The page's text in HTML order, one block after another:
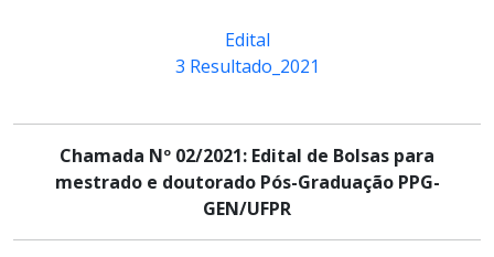
Edital
3 Resultado_2021
Chamada Nº 02/2021: Edital de Bolsas para
mestrado e doutorado Pós-Graduação PPG-
GEN/UFPR